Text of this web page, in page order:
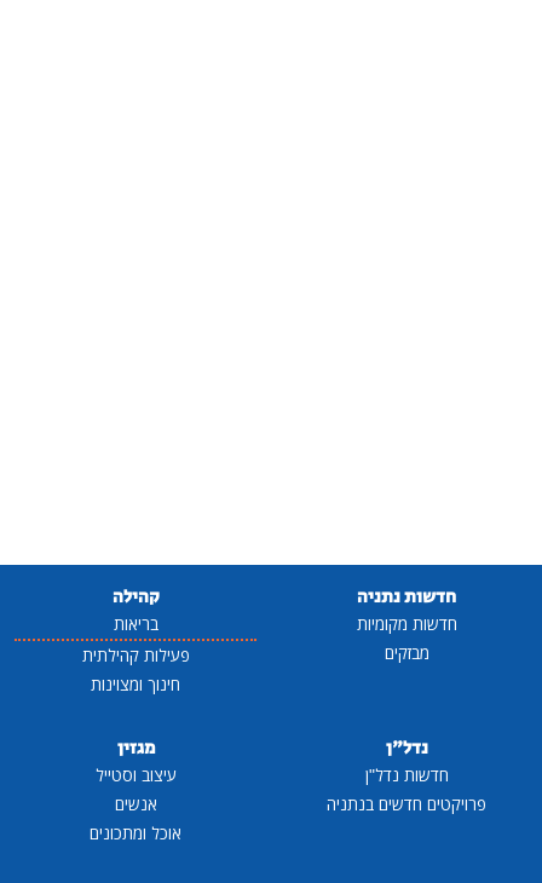
חדשות נתניה
חדשות מקומיות
מבזקים
קהילה
בריאות
פעילות קהילתית
חינוך ומצוינות
נדל"ן
חדשות נדל"ן
פרויקטים חדשים בנתניה
מגזין
עיצוב וסטייל
אנשים
אוכל ומתכונים